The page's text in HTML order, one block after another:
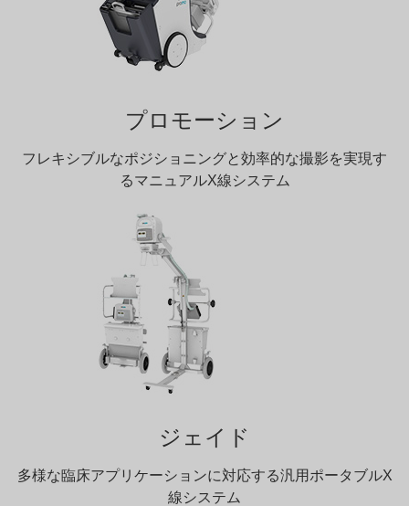
プロモーション
フレキシブルなポジショニングと効率的な撮影を実現す
るマニュアルX線システム
ジェイド
多様な臨床アプリケーションに対応する汎用ポータブルX
線システム